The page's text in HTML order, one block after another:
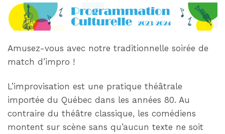
Amusez-vous avec notre traditionnelle soirée de
match d’impro !
L’improvisation est une pratique théâtrale
importée du Québec dans les années 80. Au
contraire du théâtre classique, les comédiens
montent sur scène sans qu’aucun texte ne soit